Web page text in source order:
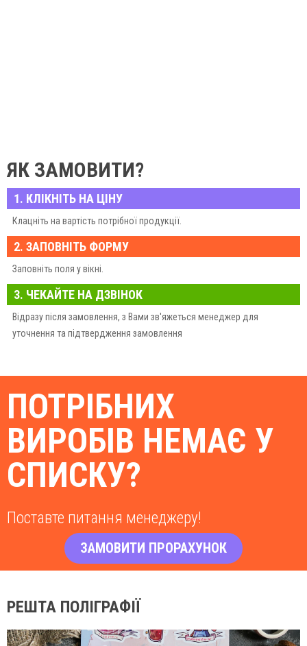
ЯК ЗАМОВИТИ?
1. КЛІКНІТЬ НА ЦІНУ
Клацніть на вартість потрібної продукції.
2. ЗАПОВНІТЬ ФОРМУ
Заповніть поля у вікні.
3. ЧЕКАЙТЕ НА ДЗВІНОК
Відразу після замовлення, з Вами зв'яжеться менеджер для
уточнення та підтвердження замовлення
ПОТРІБНИХ
ВИРОБІВ НЕМАЄ У
СПИСКУ?
Поставте питання менеджеру!
ЗАМОВИТИ ПРОРАХУНОК
РЕШТА ПОЛІГРАФІЇ